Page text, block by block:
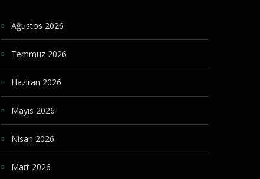
Ağustos 2026
Temmuz 2026
Haziran 2026
Mayıs 2026
Nisan 2026
Mart 2026